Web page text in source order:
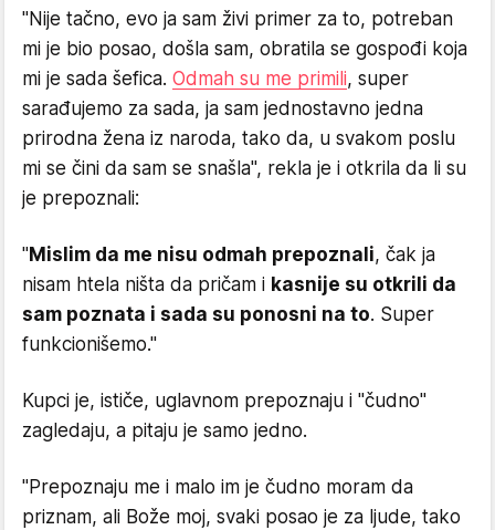
"Nije tačno, evo ja sam živi primer za to, potreban
mi je bio posao, došla sam, obratila se gospođi koja
mi je sada šefica. Odmah su me primili, super
sarađujemo za sada, ja sam jednostavno jedna
prirodna žena iz naroda, tako da, u svakom poslu
mi se čini da sam se snašla", rekla je i otkrila da li su
je prepoznali:
"Mislim da me nisu odmah prepoznali, čak ja
nisam htela ništa da pričam i kasnije su otkrili da
sam poznata i sada su ponosni na to. Super
funkcionišemo."
Kupci je, ističe, uglavnom prepoznaju i "čudno"
zagledaju, a pitaju je samo jedno.
"Prepoznaju me i malo im je čudno moram da
priznam, ali Bože moj, svaki posao je za ljude, tako